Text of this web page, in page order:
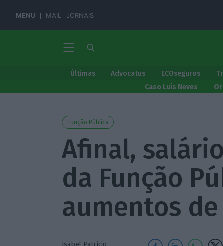
MENU MAIL JORNAIS
Últimas Advocatus ECOseguros
Caso Luís Neves
Função Pública
Afinal,
da Função
aumentos
Isabel Patrício